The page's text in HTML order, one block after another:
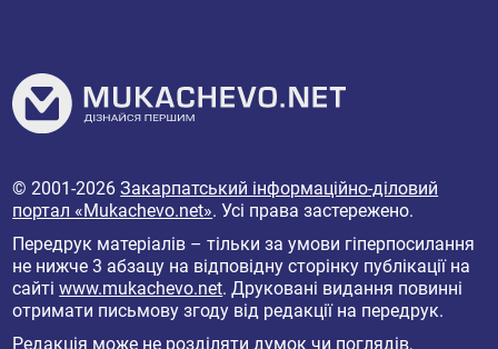
© 2001-2026Закарпатський інформаційно-діловий
портал «Mukachevo.net». Усі права застережено.
Передрук матеріалів – тільки за умови гіперпосилання
не нижче 3 абзацу на відповідну сторінку публікації на
сайтіwww.mukachevo.net. Друковані видання повинні
отримати письмову згоду від редакції на передрук.
Редакція може не розділяти думок чи поглядів,